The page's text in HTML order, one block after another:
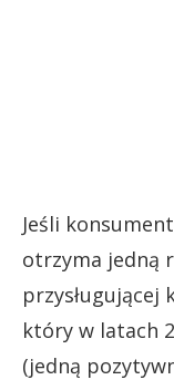
Jeśli
otrzyma jedną
przysługującej
który w latach
(jedną